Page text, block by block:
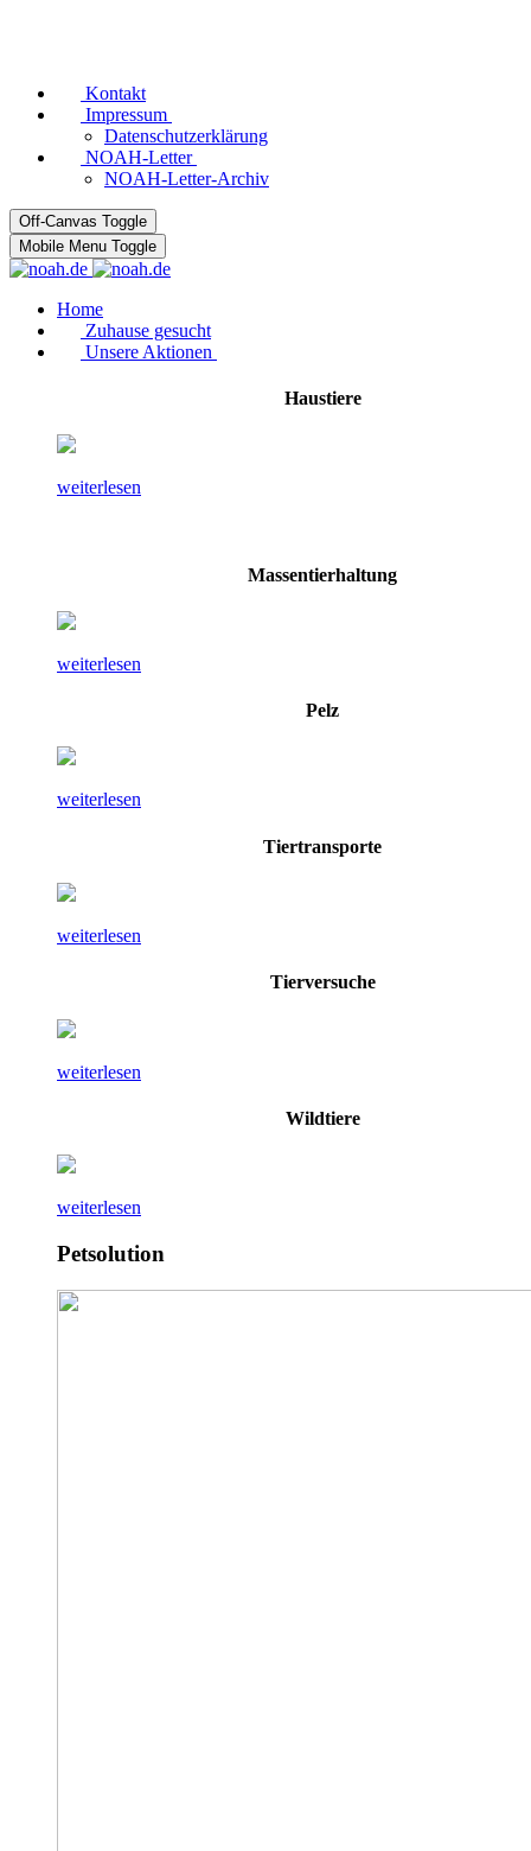
Kontakt
Impressum
Datenschutzerklärung
NOAH-Letter
NOAH-Letter-Archiv
Off-Canvas Toggle
Mobile Menu Toggle
Home
Zuhause gesucht
Unsere Aktionen
Haustiere
weiterlesen
Massentierhaltung
weiterlesen
Pelz
weiterlesen
Tiertransporte
weiterlesen
Tierversuche
weiterlesen
Wildtiere
weiterlesen
Petsolution